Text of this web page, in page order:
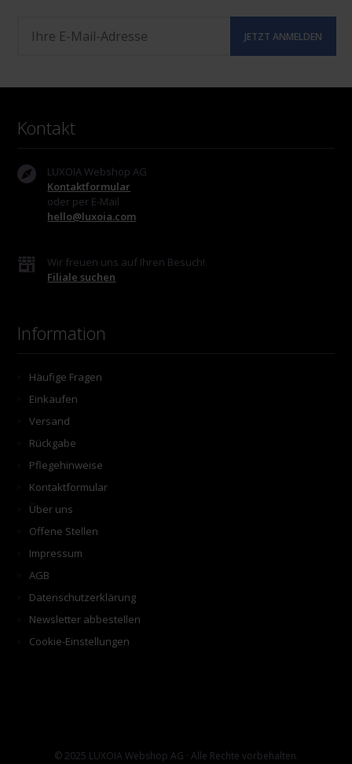
Kontakt
LUXOIA Webshop AG
Kontaktformular
oder per E-Mail
hello@luxoia.com
Wir freuen uns auf Ihren Besuch!
Filiale suchen
Information
Häufige Fragen
Einkaufen
Versand
Rückgabe
Pflegehinweise
Kontaktformular
Über uns
Offene Stellen
Impressum
AGB
Datenschutzerklärung
Newsletter abbestellen
Cookie-Einstellungen
© 2025 LUXOIA Webshop AG · Alle Rechte vorbehalten.